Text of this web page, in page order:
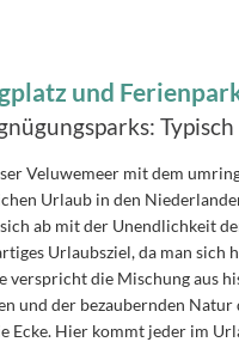
und
Veluwemeer mit dem
Urlaub in den
ab mit der Unendlichkeit
Urlaubsziel, da man
verspricht die Mischung aus
und der bezaubernden
Ecke. Hier kommt jeder im